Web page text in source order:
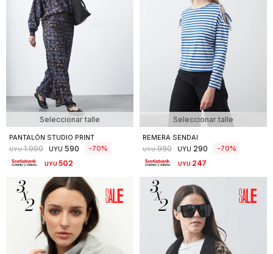
Seleccionar talle
PANTALÓN STUDIO PRINT
UYU 1.990 UYU 590 70
UYU502
Seleccionar talle
REMERA SENDAI
UYU 990 UYU 290 70
UYU 247